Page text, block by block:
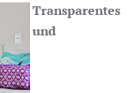
Transparentes
und